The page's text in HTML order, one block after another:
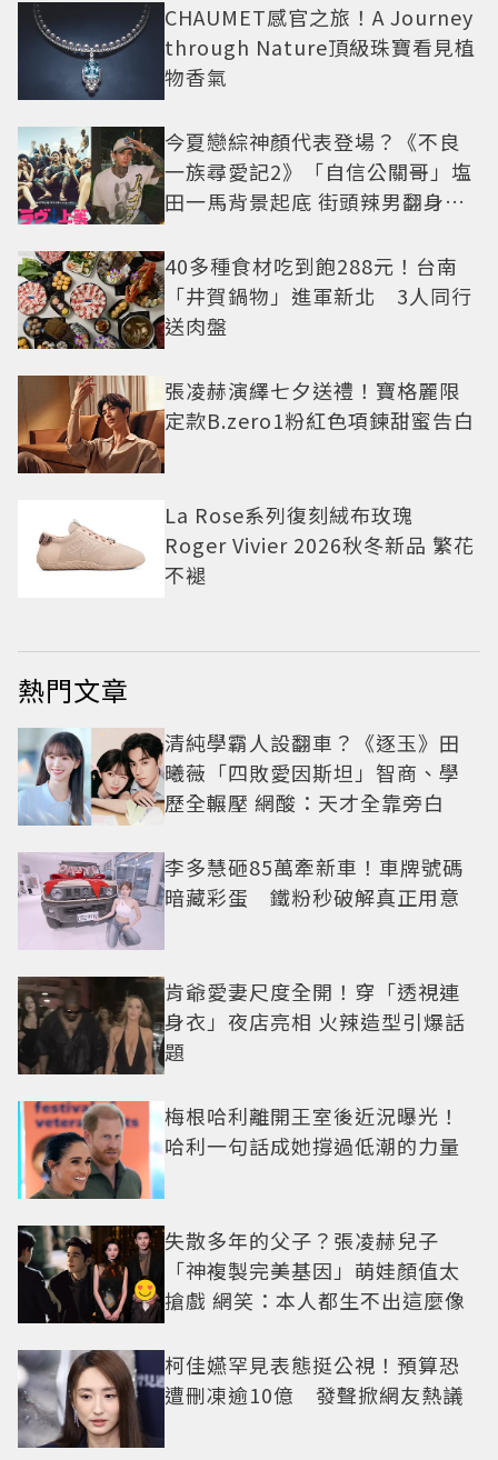
CHAUMET感官之旅！A Journey
through Nature頂級珠寶看見植
物香氣
今夏戀綜神顏代表登場？《不良
一族尋愛記2》「自信公關哥」塩
田一馬背景起底 街頭辣男翻身當
40多種食材吃到飽288元！台南
「井賀鍋物」進軍新北 3人同行
送肉盤
張凌赫演繹七夕送禮！寶格麗限
定款B.zero1粉紅色項鍊甜蜜告白
La Rose系列復刻絨布玫瑰
Roger Vivier 2026秋冬新品 繁花
不褪
熱門文章
清純學霸人設翻車？《逐玉》田
曦薇「四敗愛因斯坦」智商、學
歷全輾壓 網酸：天才全靠旁白
李多慧砸85萬牽新車！車牌號碼
暗藏彩蛋 鐵粉秒破解真正用意
肯爺愛妻尺度全開！穿「透視連
身衣」夜店亮相 火辣造型引爆話
題
梅根哈利離開王室後近況曝光！
哈利一句話成她撐過低潮的力量
失散多年的父子？張凌赫兒子
「神複製完美基因」萌娃顏值太
搶戲 網笑：本人都生不出這麼像
柯佳嬿罕見表態挺公視！預算恐
遭刪凍逾10億 發聲掀網友熱議